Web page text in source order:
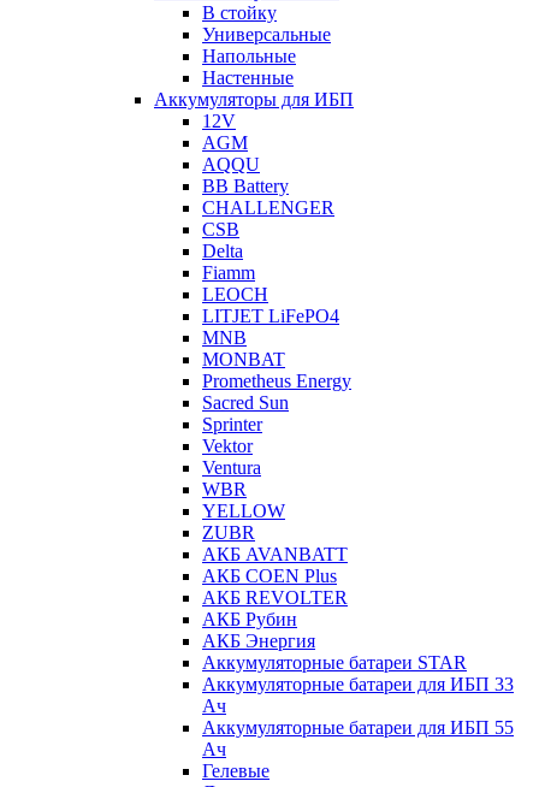
В стойку
Универсальные
Напольные
Настенные
Аккумуляторы для ИБП
12V
AGM
AQQU
BB Battery
CHALLENGER
CSB
Delta
Fiamm
LEOCH
LITJET LiFePO4
MNB
MONBAT
Prometheus Energy
Sacred Sun
Sprinter
Vektor
Ventura
WBR
YELLOW
ZUBR
АКБ AVANBATT
АКБ COEN Plus
АКБ REVOLTER
АКБ Рубин
АКБ Энергия
Аккумуляторные батареи STAR
Аккумуляторные батареи для ИБП 33
Ач
Аккумуляторные батареи для ИБП 55
Ач
Гелевые